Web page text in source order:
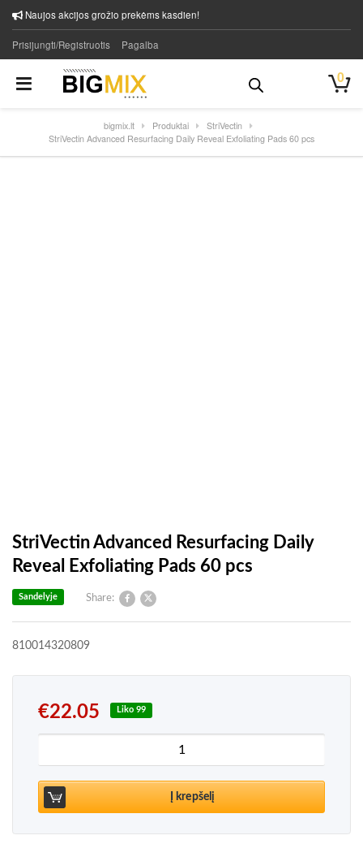
Naujos akcijos grožio prekėms kasdien!
Prisijungti/Registruotis Pagalba
0
bigmix.lt Produktai
StriVectin
StriVectin Advanced Resurfacing Daily Reveal Exfoliating Pads 60 pcs
StriVectin Advanced Resurfacing Daily
Reveal Exfoliating Pads 60 pcs
Share:
Sandelyje
810014320809
€22.05 Liko 99
produkto kiekis: StriVectin Advanced Resurfacing
Į krepšelį